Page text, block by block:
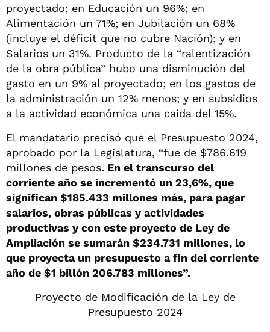
proyectado; en Educación un 96%; en
Alimentación un 71%; en Jubilación un 68%
(incluye el déficit que no cubre Nación); y en
Salarios un 31%. Producto de la “ralentización
de la obra pública” hubo una disminución del
gasto en un 9% al proyectado; en los gastos de
la administración un 12% menos; y en subsidios
a la actividad económica una caída del 15%.
El mandatario precisó que el Presupuesto 2024,
aprobado por la Legislatura, “fue de $786.619
millones de pesos. En el transcurso del
corriente año se incrementó un 23,6%, que
significan $185.433 millones más, para pagar
salarios, obras públicas y actividades
productivas y con este proyecto de Ley de
Ampliación se sumarán $234.731 millones, lo
que proyecta un presupuesto a fin del corriente
año de $1 billón 206.783 millones”.
Proyecto de Modificación de la Ley de
Presupuesto 2024